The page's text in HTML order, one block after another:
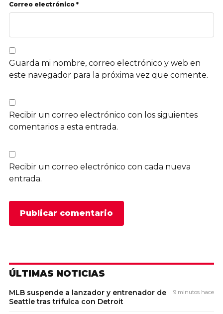
Correo electrónico *
Guarda mi nombre, correo electrónico y web en
este navegador para la próxima vez que comente.
Recibir un correo electrónico con los siguientes
comentarios a esta entrada.
Recibir un correo electrónico con cada nueva
entrada.
ÚLTIMAS NOTICIAS
MLB suspende a lanzador y entrenador de
Seattle tras trifulca con Detroit
9 minutos hace